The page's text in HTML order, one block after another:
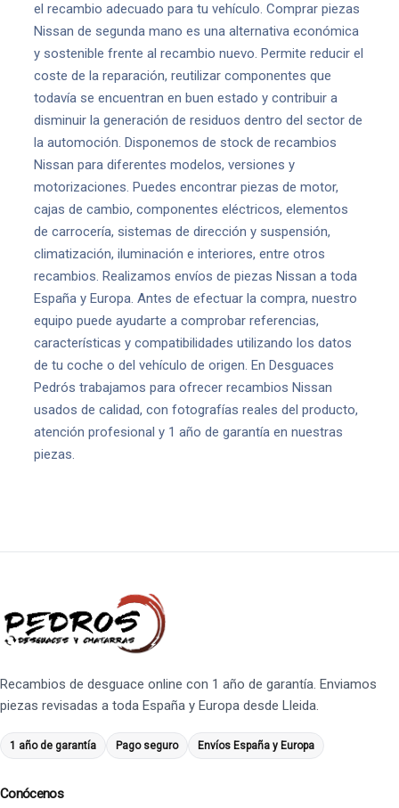
el recambio adecuado para tu vehículo. Comprar piezas
Nissan de segunda mano es una alternativa económica
y sostenible frente al recambio nuevo. Permite reducir el
coste de la reparación, reutilizar componentes que
todavía se encuentran en buen estado y contribuir a
disminuir la generación de residuos dentro del sector de
la automoción. Disponemos de stock de recambios
Nissan para diferentes modelos, versiones y
motorizaciones. Puedes encontrar piezas de motor,
cajas de cambio, componentes eléctricos, elementos
de carrocería, sistemas de dirección y suspensión,
climatización, iluminación e interiores, entre otros
recambios. Realizamos envíos de piezas Nissan a toda
España y Europa. Antes de efectuar la compra, nuestro
equipo puede ayudarte a comprobar referencias,
características y compatibilidades utilizando los datos
de tu coche o del vehículo de origen. En Desguaces
Pedrós trabajamos para ofrecer recambios Nissan
usados de calidad, con fotografías reales del producto,
atención profesional y 1 año de garantía en nuestras
piezas.
Recambios de desguace online con 1 año de garantía. Enviamos
piezas revisadas a toda España y Europa desde Lleida.
1 año de garantía Pago seguro Envíos España y Europa
Conócenos